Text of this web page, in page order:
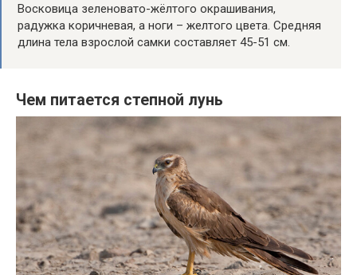
Восковица зеленовато-жёлтого окрашивания,
радужка коричневая, а ноги – желтого цвета. Средняя
длина тела взрослой самки составляет 45-51 см.
Чем питается степной лунь